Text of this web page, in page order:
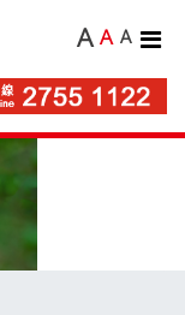
A A A